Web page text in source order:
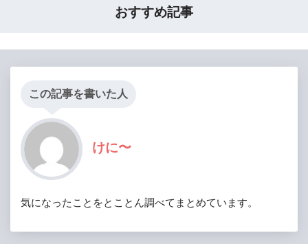
おすすめ記事
この記事を書いた人
けに〜
気になったことをとことん調べてまとめています。